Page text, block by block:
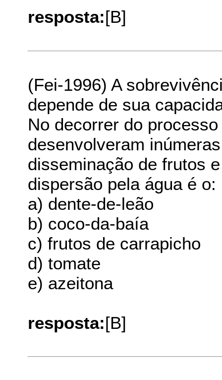
resposta:[B]
(Fei-1996) A
depende de sua
No decorrer do
desenvolveram
disseminação de frutos
dispersão pela água é o:
a) dente-de-leão
b) coco-da-baía
c) frutos de carrapicho
d) tomate
e) azeitona
resposta:[B]